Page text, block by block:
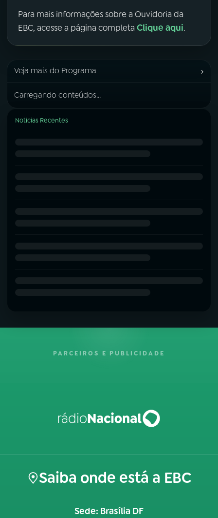
Para mais informações sobre a Ouvidoria da
EBC, acesse a página completa Clique aqui.
Veja mais do Programa ›
Carregando conteúdos...
Notícias Recentes
PARCEIROS E PUBLICIDADE
Saiba onde está a EBC
Sede: Brasília DF